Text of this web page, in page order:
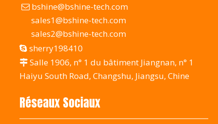
 bshine@bshine-tech.com
sales1@bshine-tech.com
sales2@bshine-tech.com
 sherry198410
 Salle 1906, n° 1 du bâtiment Jiangnan, n° 1
Haiyu South Road, Changshu, Jiangsu, Chine
Réseaux Sociaux